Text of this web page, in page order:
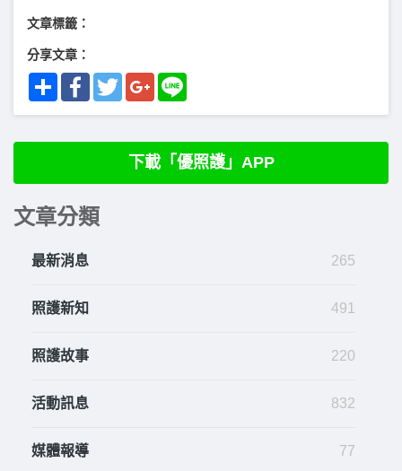
文章標籤：
分享文章：
Share FacebookTwitterGoogle+
下載「優照護」APP
文章分類
最新消息 265
照護新知 491
照護故事 220
活動訊息 832
媒體報導 77